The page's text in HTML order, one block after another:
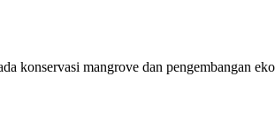
konservasi mangrove dan pengembangan